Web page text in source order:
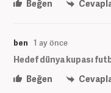
Beğen
ben 1 ay önce
Hedef dünya kupası
Beğen